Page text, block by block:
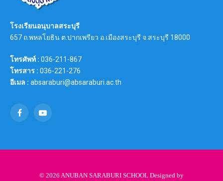
โรงเรียนอนุบาลสระบุรี
657 ถ.พหลโยธิน ต.ปากเพรียว อ.เมืองสระบุรี จ.สระบุรี 18000
โทรศัพท์ : 036-211-867
โทรสาร : 036-221-276
อีเมล : absaraburi@absaraburi.ac.th
FacebookYouTube
© 2026 ANUBAN SARABURI SCHOOL Designed by